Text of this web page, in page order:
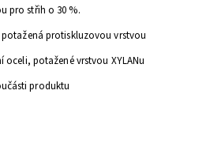
pro střih o 30 %.
protiskluzovou vrstvou
oceli, potažené vrstvou XYLANu
produktu